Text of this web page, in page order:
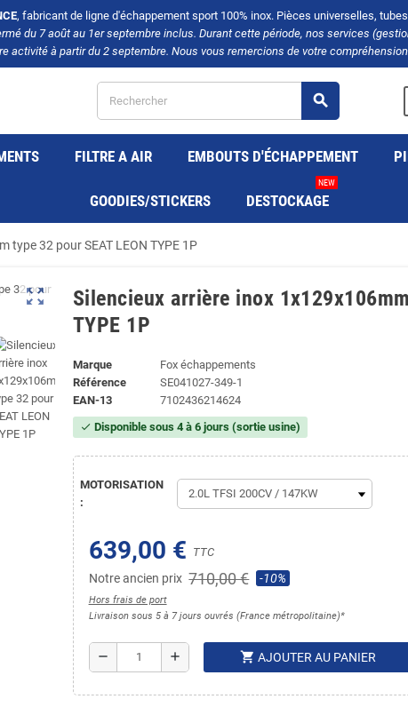
, fabricant de ligne d'échappement sport 100% inox. Pièces universelles,
du 7 août au 1er septembre inclus. Durant cette période, nos services
activité à partir du 2 septembre. Nous vous remercions de votre
search
FILTRE A AIR EMBOUTS D'ÉCHAPPEMENT
GOODIES/STICKERS DESTOCKAGE
NEW
type 32 pour SEAT LEON TYPE 1P
zoom_out_map
Silencieux arrière inox
TYPE 1P
Marque
Fox échappements
Référence
SE041027-349-1
EAN-13
7102436214624
check Disponible sous 4 à 6 jours (sortie usine)
MOTORISATION
:
639,00 € TTC
Notre ancien prix 710,00 € -10%
Hors frais de port
Livraison sous 5 à 7 jours ouvrés (France métropolitaine)*
remove add shopping_cart AJOUTER AU PANIER